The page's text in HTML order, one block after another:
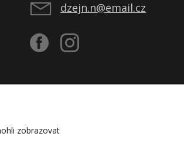
dzejn.n@email.cz
zobrazovat